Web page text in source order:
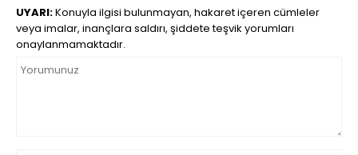
UYARI:Konuyla ilgisi bulunmayan, hakaret içeren cümleler
veya imalar, inançlara saldırı, şiddete teşvik yorumları
onaylanmamaktadır.